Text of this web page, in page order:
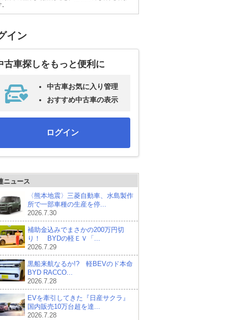
イン
古車探しをもっと便利に
中古車お気に入り管理
おすすめ中古車の表示
ログイン
ニュース
〈熊本地震〉三菱自動車、水島製作
所で一部車種の生産を停...
2026.7.30
補助金込みでまさかの200万円切
り！ BYDの軽ＥＶ「...
2026.7.29
黒船来航なるか!? 軽BEVのド本命
BYD RACCO...
2026.7.28
EVを牽引してきた『日産サクラ』
国内販売10万台超を達...
2026.7.28